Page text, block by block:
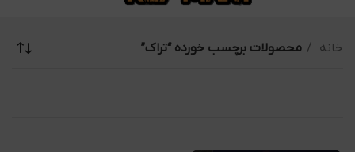
خانه محصولات برچسب خورده “تراک”